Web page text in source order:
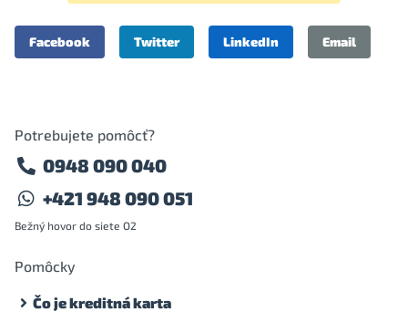
Facebook Twitter LinkedIn Email
Potrebujete pomôcť?
0948 090 040
+421 948 090 051
Bežný hovor do siete O2
Pomôcky
Čo je kreditná karta